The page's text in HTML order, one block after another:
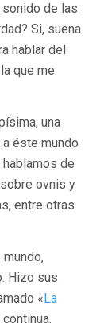
de las
Si, suena
hablar del
que me
una
éste mundo
de
ovnis y
entre otras
Hizo sus
« La